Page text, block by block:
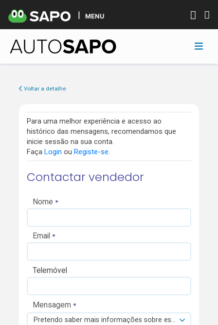
MENU
Voltar a detalhe
Para uma melhor experiência e acesso ao
histórico das mensagens, recomendamos que
inicie sessão na sua conta.
Faça Login ou Registe-se.
Contactar vendedor
Nome
Email
Telemóvel
Mensagem
Pretendo saber mais informações sobre esta viatura.